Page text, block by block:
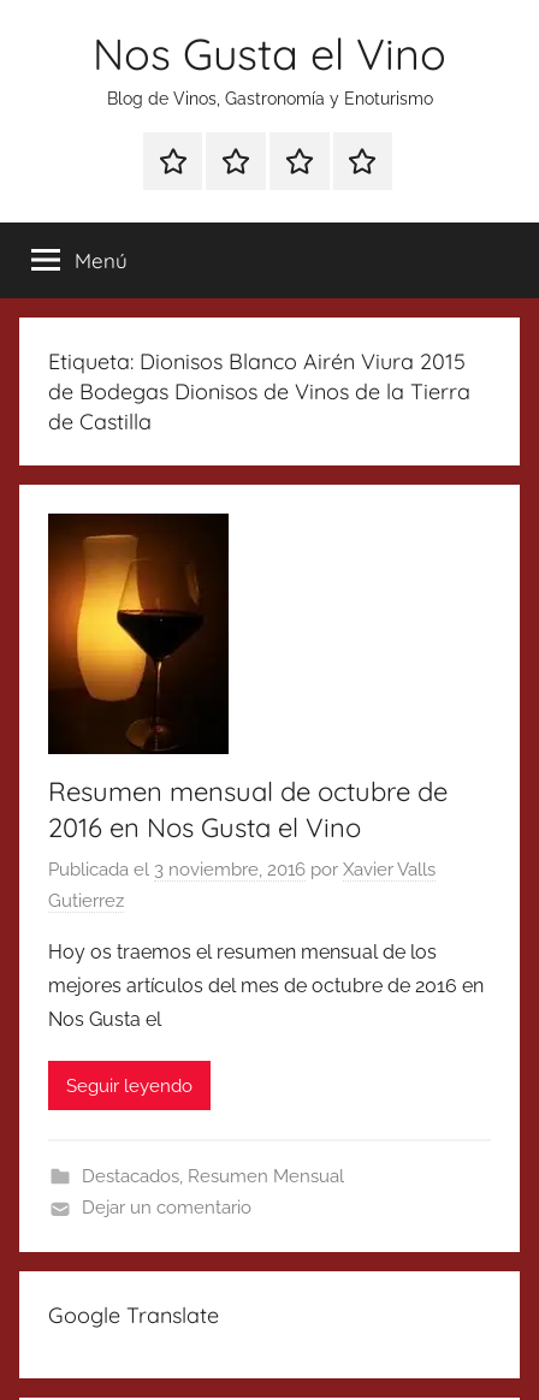
Nos Gusta el Vino
Blog de Vinos, Gastronomía y Enoturismo
Especial
Tonics
Enoturismo
Gastronomía
RankingContacto
Menú
Etiqueta: Dionisos Blanco Airén Viura 2015
de Bodegas Dionisos de Vinos de la Tierra
de Castilla
Resumen mensual de octubre de
2016 en Nos Gusta el Vino
Publicada el 3 noviembre, 2016 por Xavier Valls
Gutierrez
Hoy os traemos el resumen mensual de los
mejores artículos del mes de octubre de 2016 en
Nos Gusta el
Seguir leyendo
Destacados, Resumen Mensual
Dejar un comentario
Google Translate